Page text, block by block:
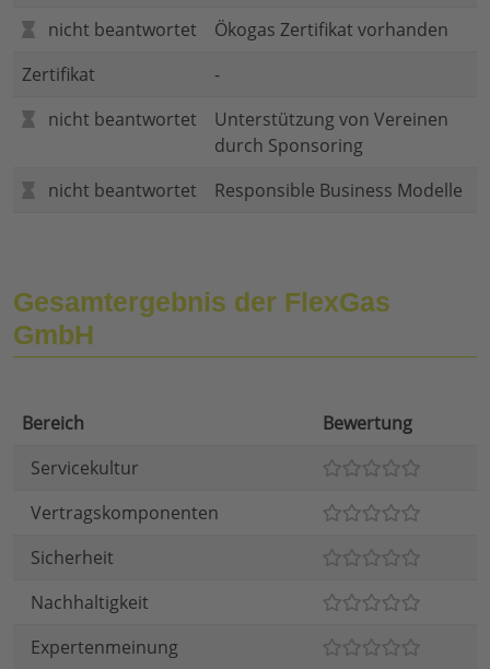
nicht beantwortet
Ökogas Zertifikat vorhanden
Zertifikat
-
nicht beantwortet
Unterstützung von Vereinen
durch Sponsoring
nicht beantwortet
Responsible Business Modelle
Gesamtergebnis der FlexGas
GmbH
Bereich
Bewertung
Servicekultur
Vertragskomponenten
Sicherheit
Nachhaltigkeit
Expertenmeinung